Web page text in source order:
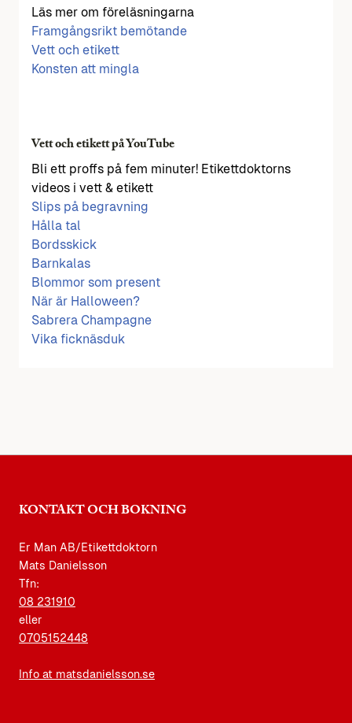
Läs mer om föreläsningarna
Framgångsrikt bemötande
Vett och etikett
Konsten att mingla
Vett och etikett på YouTube
Bli ett proffs på fem minuter! Etikettdoktorns
videos i vett & etikett
Slips på begravning
Hålla tal
Bordsskick
Barnkalas
Blommor som present
När är Halloween?
Sabrera Champagne
Vika ficknäsduk
KONTAKT OCH BOKNING
Er Man AB/Etikettdoktorn
Mats Danielsson
Tfn:
08 231910
eller
0705152448
Info at matsdanielsson.se